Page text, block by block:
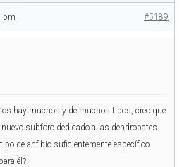
pm #5189
hay muchos y de muchos tipos, creo que
nuevo subforo dedicado a las dendrobates.
de anfibio suficientemente específico
él?